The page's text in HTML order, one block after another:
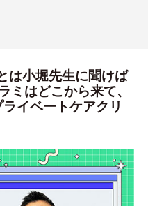
は小堀先生に聞けば
はどこから来て、
イベートケアクリ